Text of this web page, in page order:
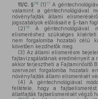
11/C. §76 (1)77A
valamint a géntechnológiával
növényfajták állami
jogszabályok előírásait e §-ban
(2)78
A géntechnológiával
elismeréshez szükséges
nem forgalomba hozatali célú
követően kezdhetők meg.
(3) Az állami elismerésre
fajtavizsgálatának eredményeit a
akkor terjesztheti a Fajtaminősítő
szervezet forgalomba hozatali
növényfajták állami elismerését
(4) A géntechnológiával
feltétele, hogy a
állatfajták fajtaelismerését végző